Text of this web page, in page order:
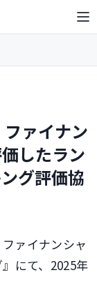
ァイナン
したラン
グ評価協
ァイナンシャ
にて、2025年